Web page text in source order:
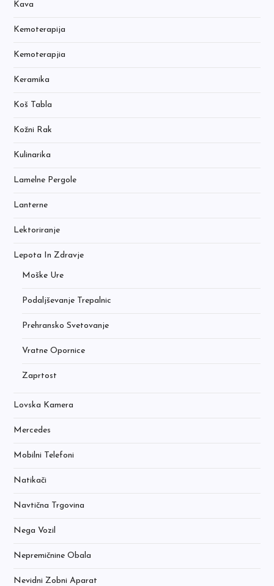
Kava
Kemoterapija
Kemoterapjia
Keramika
Koš Tabla
Kožni Rak
Kulinarika
Lamelne Pergole
Lanterne
Lektoriranje
Lepota In Zdravje
Moške Ure
Podaljševanje Trepalnic
Prehransko Svetovanje
Vratne Opornice
Zaprtost
Lovska Kamera
Mercedes
Mobilni Telefoni
Natikači
Navtična Trgovina
Nega Vozil
Nepremičnine Obala
Nevidni Zobni Aparat